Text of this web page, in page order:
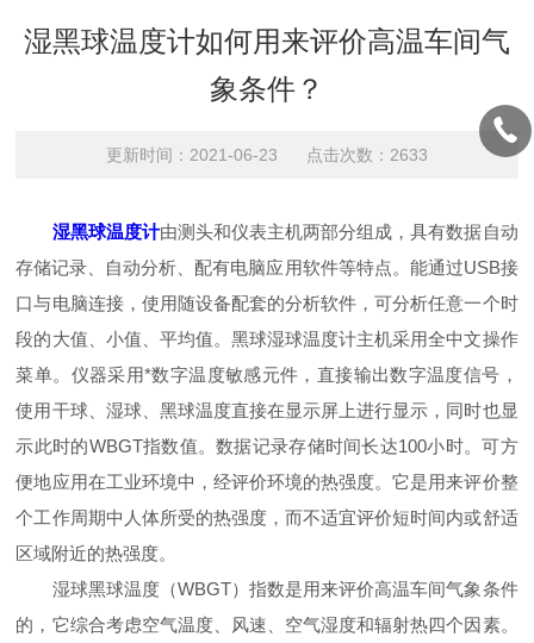
湿黑球温度计如何用来评价高温车间气
象条件？
更新时间：2021-06-23 点击次数：2633
湿黑球温度计由测头和仪表主机两部分组成，具有数据自动
存储记录、自动分析、配有电脑应用软件等特点。能通过USB接
口与电脑连接，使用随设备配套的分析软件，可分析任意一个时
段的大值、小值、平均值。黑球湿球温度计主机采用全中文操作
菜单。仪器采用*数字温度敏感元件，直接输出数字温度信号，
使用干球、湿球、黑球温度直接在显示屏上进行显示，同时也显
示此时的WBGT指数值。数据记录存储时间长达100小时。可方
便地应用在工业环境中，经评价环境的热强度。它是用来评价整
个工作周期中人体所受的热强度，而不适宜评价短时间内或舒适
区域附近的热强度。
湿球黑球温度（WBGT）指数是用来评价高温车间气象条件
的，它综合考虑空气温度、风速、空气湿度和辐射热四个因素。